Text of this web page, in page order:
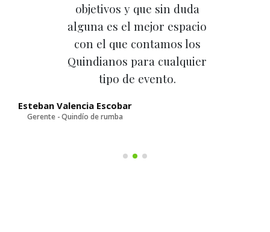
objetivos y que sin duda
alguna es el mejor espacio
con el que contamos los
Quindianos para cualquier
tipo de evento.
Esteban Valencia Escobar
Gerente - Quindío de rumba